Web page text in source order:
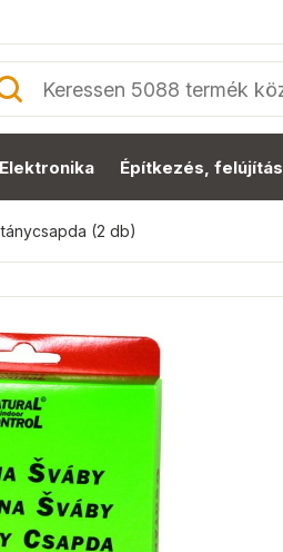
Elektronika Építkezés, felújítás
(2 db)